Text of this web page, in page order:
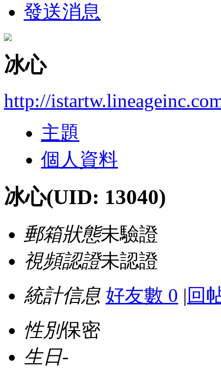
發送消息
冰心
http://
主題
個人資料
冰心(UID: 13040)
郵箱狀態未驗證
視頻認證未認證
統計信息 好友數 0 | 回
性別保密
生日-